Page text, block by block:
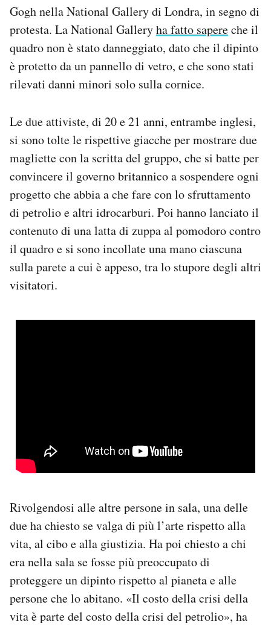
AREA PERSONALE
Area Personale
Newsletter
Notifiche mobile
Hai bisogno di aiuto?
Gogh nella National Gallery di Londra, in segno di
protesta. La National Galleryha fatto sapereche il
quadro non è stato danneggiato, dato che il dipinto
è protetto da un pannello di vetro, e che sono stati
rilevati danni minori solo sulla cornice.
Le due attiviste, di 20 e 21 anni, entrambe inglesi,
si sono tolte le rispettive giacche per mostrare due
magliette con la scritta del gruppo, che si batte per
convincere il governo britannico a sospendere ogni
progetto che abbia a che fare con lo sfruttamento
di petrolio e altri idrocarburi. Poi hanno lanciato il
contenuto di una latta di zuppa al pomodoro contro
il quadro e si sono incollate una mano ciascuna
sulla parete a cui è appeso, tra lo stupore degli altri
visitatori.
Rivolgendosi alle altre persone in sala, una delle
due ha chiesto se valga di più l’arte rispetto alla
vita, al cibo e alla giustizia. Ha poi chiesto a chi
era nella sala se fosse più preoccupato di
proteggere un dipinto rispetto al pianeta e alle
persone che lo abitano. «Il costo della crisi della
vita è parte del costo della crisi del petrolio», ha